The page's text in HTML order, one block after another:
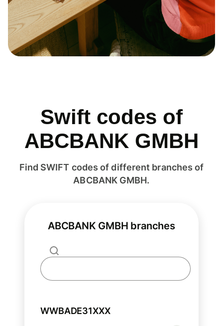
Swift codes of
ABCBANK GMBH
Find SWIFT codes of different branches of
ABCBANK GMBH.
ABCBANK GMBH branches
WWBADE31XXX